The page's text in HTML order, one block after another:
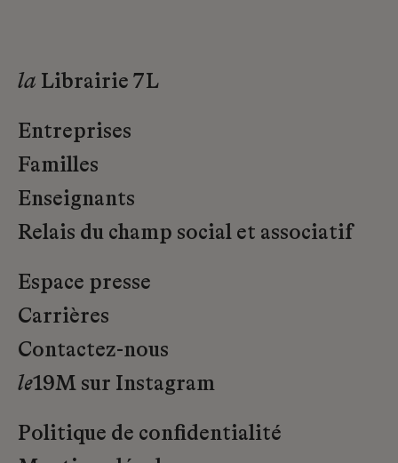
la Librairie 7L
Entreprises
Familles
Enseignants
Relais du champ social et associatif
Espace presse
Carrières
Contactez-nous
le19M sur Instagram
Politique de confidentialité